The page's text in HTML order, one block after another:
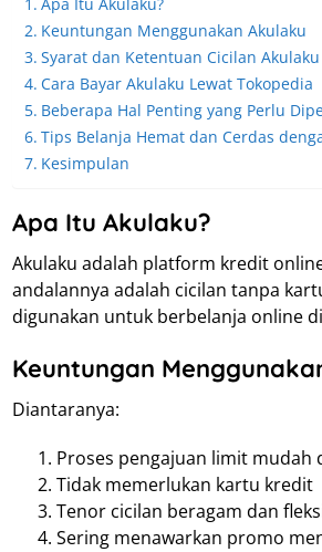
Keuntungan Menggunakan Akulaku
Syarat dan Ketentuan Cicilan
Cara Bayar Akulaku Lewat Tokopedia
Beberapa Hal Penting yang Perlu
Tips Belanja Hemat dan Cerdas
Kesimpulan
Apa Itu Akulaku?
Akulaku adalah platform kredit
andalannya adalah cicilan tanpa
digunakan untuk berbelanja online
Keuntungan
Diantaranya:
Proses pengajuan limit mudah
Tidak memerlukan kartu kredit
Tenor cicilan beragam dan
Sering menawarkan promo